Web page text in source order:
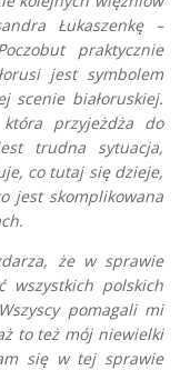
Łukaszenkę –
praktycznie
jest symbolem
scenie białoruskiej.
przyjeżdża do
trudna sytuacja,
co tutaj się dzieje,
jest skomplikowana
że w sprawie
wszystkich polskich
pomagali mi
to też mój niewielki
się w tej sprawie